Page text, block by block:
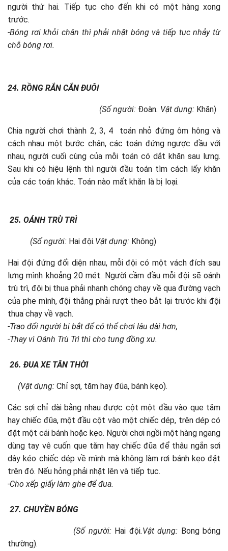
người thứ hai. Tiếp tục cho đến khi có một hàng xong
trước.
-Bóng rơi khỏi chân thì phải nhặt bóng và tiếp tục nhảy từ
chỗ bóng rơi.
24. RỒNG RẮN CẮN ĐUÔI
(Số người: Đoàn. Vật dụng: Khăn)
Chia người chơi thành 2, 3, 4 toán nhỏ đứng ôm hông và
cách nhau một bước chân, các toán đứng ngược đầu với
nhau, người cuối cùng của mỗi toán có dắt khăn sau lưng.
Sau khi có hiệu lệnh thì người đầu toán tìm cách lấy khăn
của các toán khác. Toán nào mất khăn là bị loại.
25. OÁNH TRÙ TRÌ
(Số người: Hai đội.Vật dụng: Không)
Hai đội đứng đối diện nhau, mỗi đội có một vách đích sau
lưng mình khoảng 20 mét. Người cầm đầu mỗi đội sẽ oánh
trù trì, đội bị thua phải nhanh chóng chạy về qua đường vạch
của phe mình, đội thắng phải rượt theo bắt lại trước khi đội
thua chạy về vạch.
-Trao đổi người bị bắt để có thể chơi lâu dài hơn,
-Thay vì Oánh Trù Trì thì cho tung đồng xu.
26. ĐUA XE TÂN THỜI
(Vật dụng: Chỉ sợi, tăm hay đũa, bánh kẹo).
Các sợi chỉ dài bằng nhau được cột một đầu vào que tăm
hay chiếc đũa, một đầu cột vào một chiếc dép, trên dép có
đặt một cái bánh hoặc kẹo. Người chơi ngồi một hàng ngang
dùng tay vê cuốn que tăm hay chiếc đũa để thâu ngắn sơi
dây kéo chiếc dép về mình mà không làm rơi bánh kẹo đặt
trên đó. Nếu hỏng phải nhặt lên và tiếp tục.
-Cho xếp giấy làm ghe để đua.
27. CHUYỀN BÓNG
(Số người: Hai đội.Vật dụng: Bong bóng
thường).